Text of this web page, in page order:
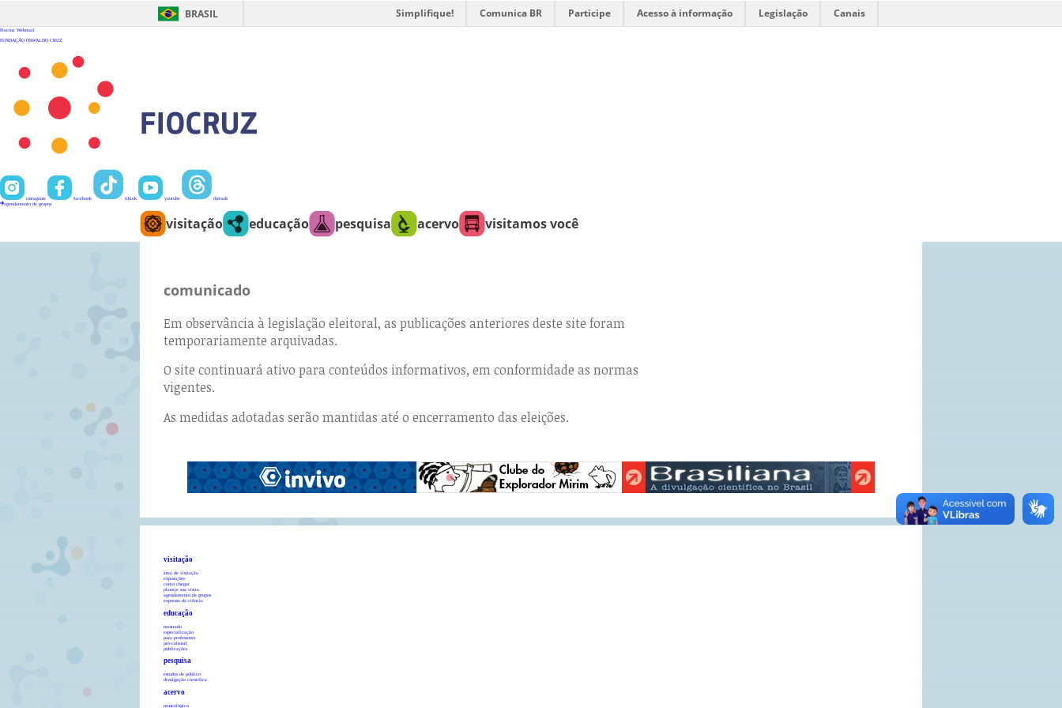
BRASIL Simplifique! Comunica BR Participe Acesso à informação Legislação Canais
Fiocruz Webmail
FUNDAÇÃO OSWALDO CRUZ
instagram facebook tiktok youtube
threads
agendamento de grupos
visitação educação pesquisa acervo visitamos você
comunicado
Em observância à legislação eleitoral, as publicações anteriores deste site foram
temporariamente arquivadas.
O site continuará ativo para conteúdos informativos, em conformidade as normas
vigentes.
As medidas adotadas serão mantidas até o encerramento das eleições.
visitação
área de visitação
exposições
como chegar
planeje sua visita
agendamento de grupos
expresso da ciência
educação
mestrado
especialização
para professores
pró-cultural
publicações
pesquisa
estudos de público
divulgação científica
acervo
museológico